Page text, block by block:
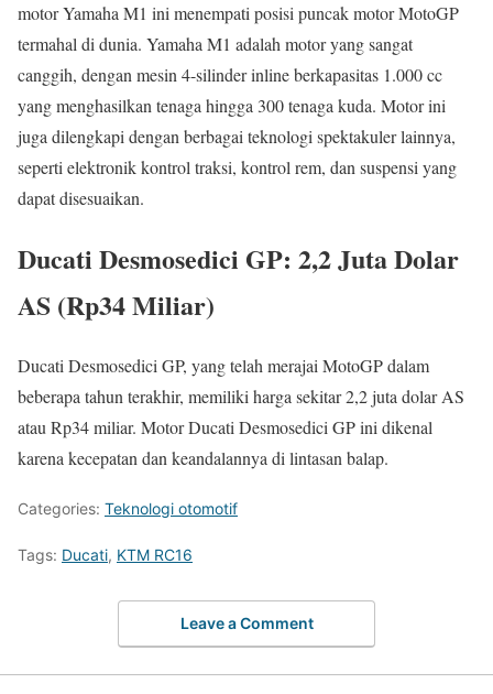
motor Yamaha M1 ini menempati posisi puncak motor MotoGP
termahal di dunia. Yamaha M1 adalah motor yang sangat
canggih, dengan mesin 4-silinder inline berkapasitas 1.000 cc
yang menghasilkan tenaga hingga 300 tenaga kuda. Motor ini
juga dilengkapi dengan berbagai teknologi spektakuler lainnya,
seperti elektronik kontrol traksi, kontrol rem, dan suspensi yang
dapat disesuaikan.
Ducati Desmosedici GP: 2,2 Juta Dolar
AS (Rp34 Miliar)
Ducati Desmosedici GP, yang telah merajai MotoGP dalam
beberapa tahun terakhir, memiliki harga sekitar 2,2 juta dolar AS
atau Rp34 miliar. Motor Ducati Desmosedici GP ini dikenal
karena kecepatan dan keandalannya di lintasan balap.
Categories: Teknologi otomotif
Tags: Ducati, KTM RC16
Leave a Comment